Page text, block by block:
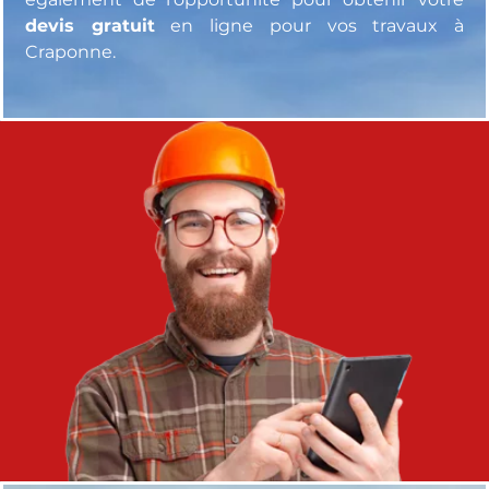
également de l’opportunité pour obtenir votre
devis gratuit